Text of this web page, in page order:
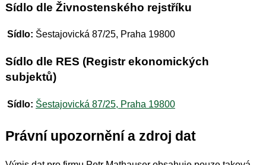
Sídlo dle Živnostenského rejstříku
Sídlo: Šestajovická 87/25, Praha 19800
Sídlo dle RES (Registr ekonomických
subjektů)
Sídlo: Šestajovická 87/25, Praha 19800
Právní upozornění a zdroj dat